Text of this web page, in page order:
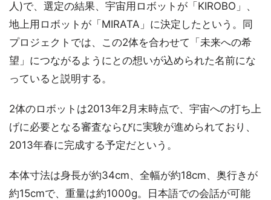
人)で、選定の結果、宇宙用ロボットが「KIROBO」、
地上用ロボットが「MIRATA」に決定したという。同
プロジェクトでは、この2体を合わせて「未来への希
望」につながるようにとの想いが込められた名前にな
っていると説明する。
2体のロボットは2013年2月末時点で、宇宙への打ち上
げに必要となる審査ならびに実験が進められており、
2013年春に完成する予定だという。
本体寸法は身長が約34cm、全幅が約18cm、奥行きが
約15cmで、重量は約1000g。日本語での会話が可能